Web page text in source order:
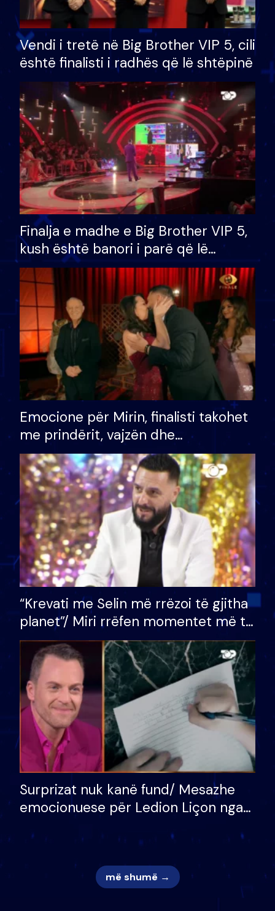
Vendi i tretë në Big Brother VIP 5, cili
është finalisti i radhës që lë shtëpinë
Finalja e madhe e Big Brother VIP 5,
kush është banori i parë që lë
shtëpinë dhe humb mundësinë për
të fituar çmimin e madh
Emocione për Mirin, finalisti takohet
me prindërit, vajzën dhe
bashkëshorten: S’kemi ndonjë letër
divorci apo jo?
“Krevati me Selin më rrëzoi të gjitha
planet”/ Miri rrëfen momentet më të
bukura në shtëpinë e BB VIP: Do më
mungojë zilja e mëngjesit kur…
Surprizat nuk kanë fund/ Mesazhe
emocionuese për Ledion Liçon nga
nuk i mban dot lotët: Nuk meritoj…
më shumë →